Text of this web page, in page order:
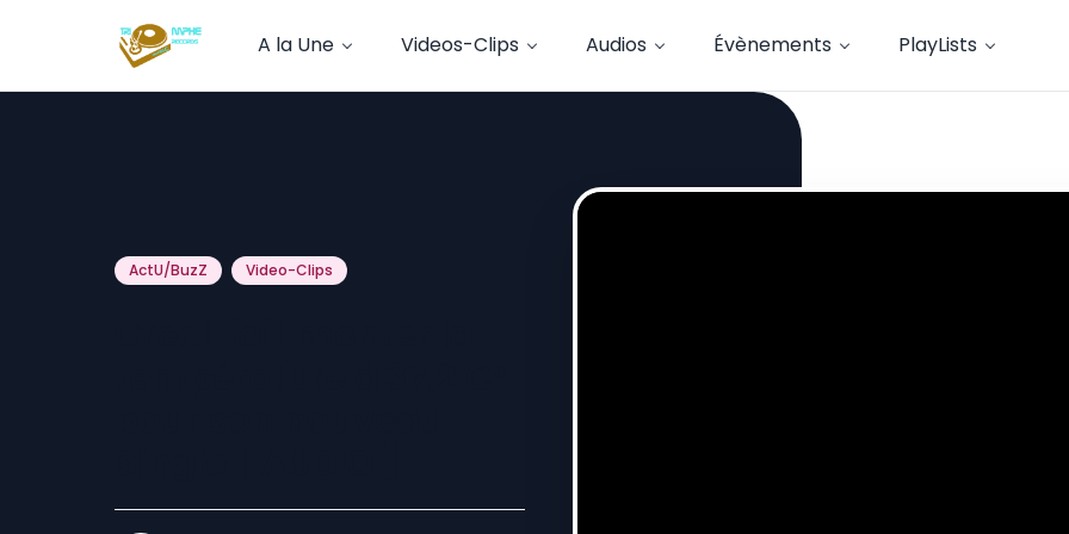
A la Une Videos-Clips Audios Évènements PlayLists
ActU/BuzZ Video-Clips